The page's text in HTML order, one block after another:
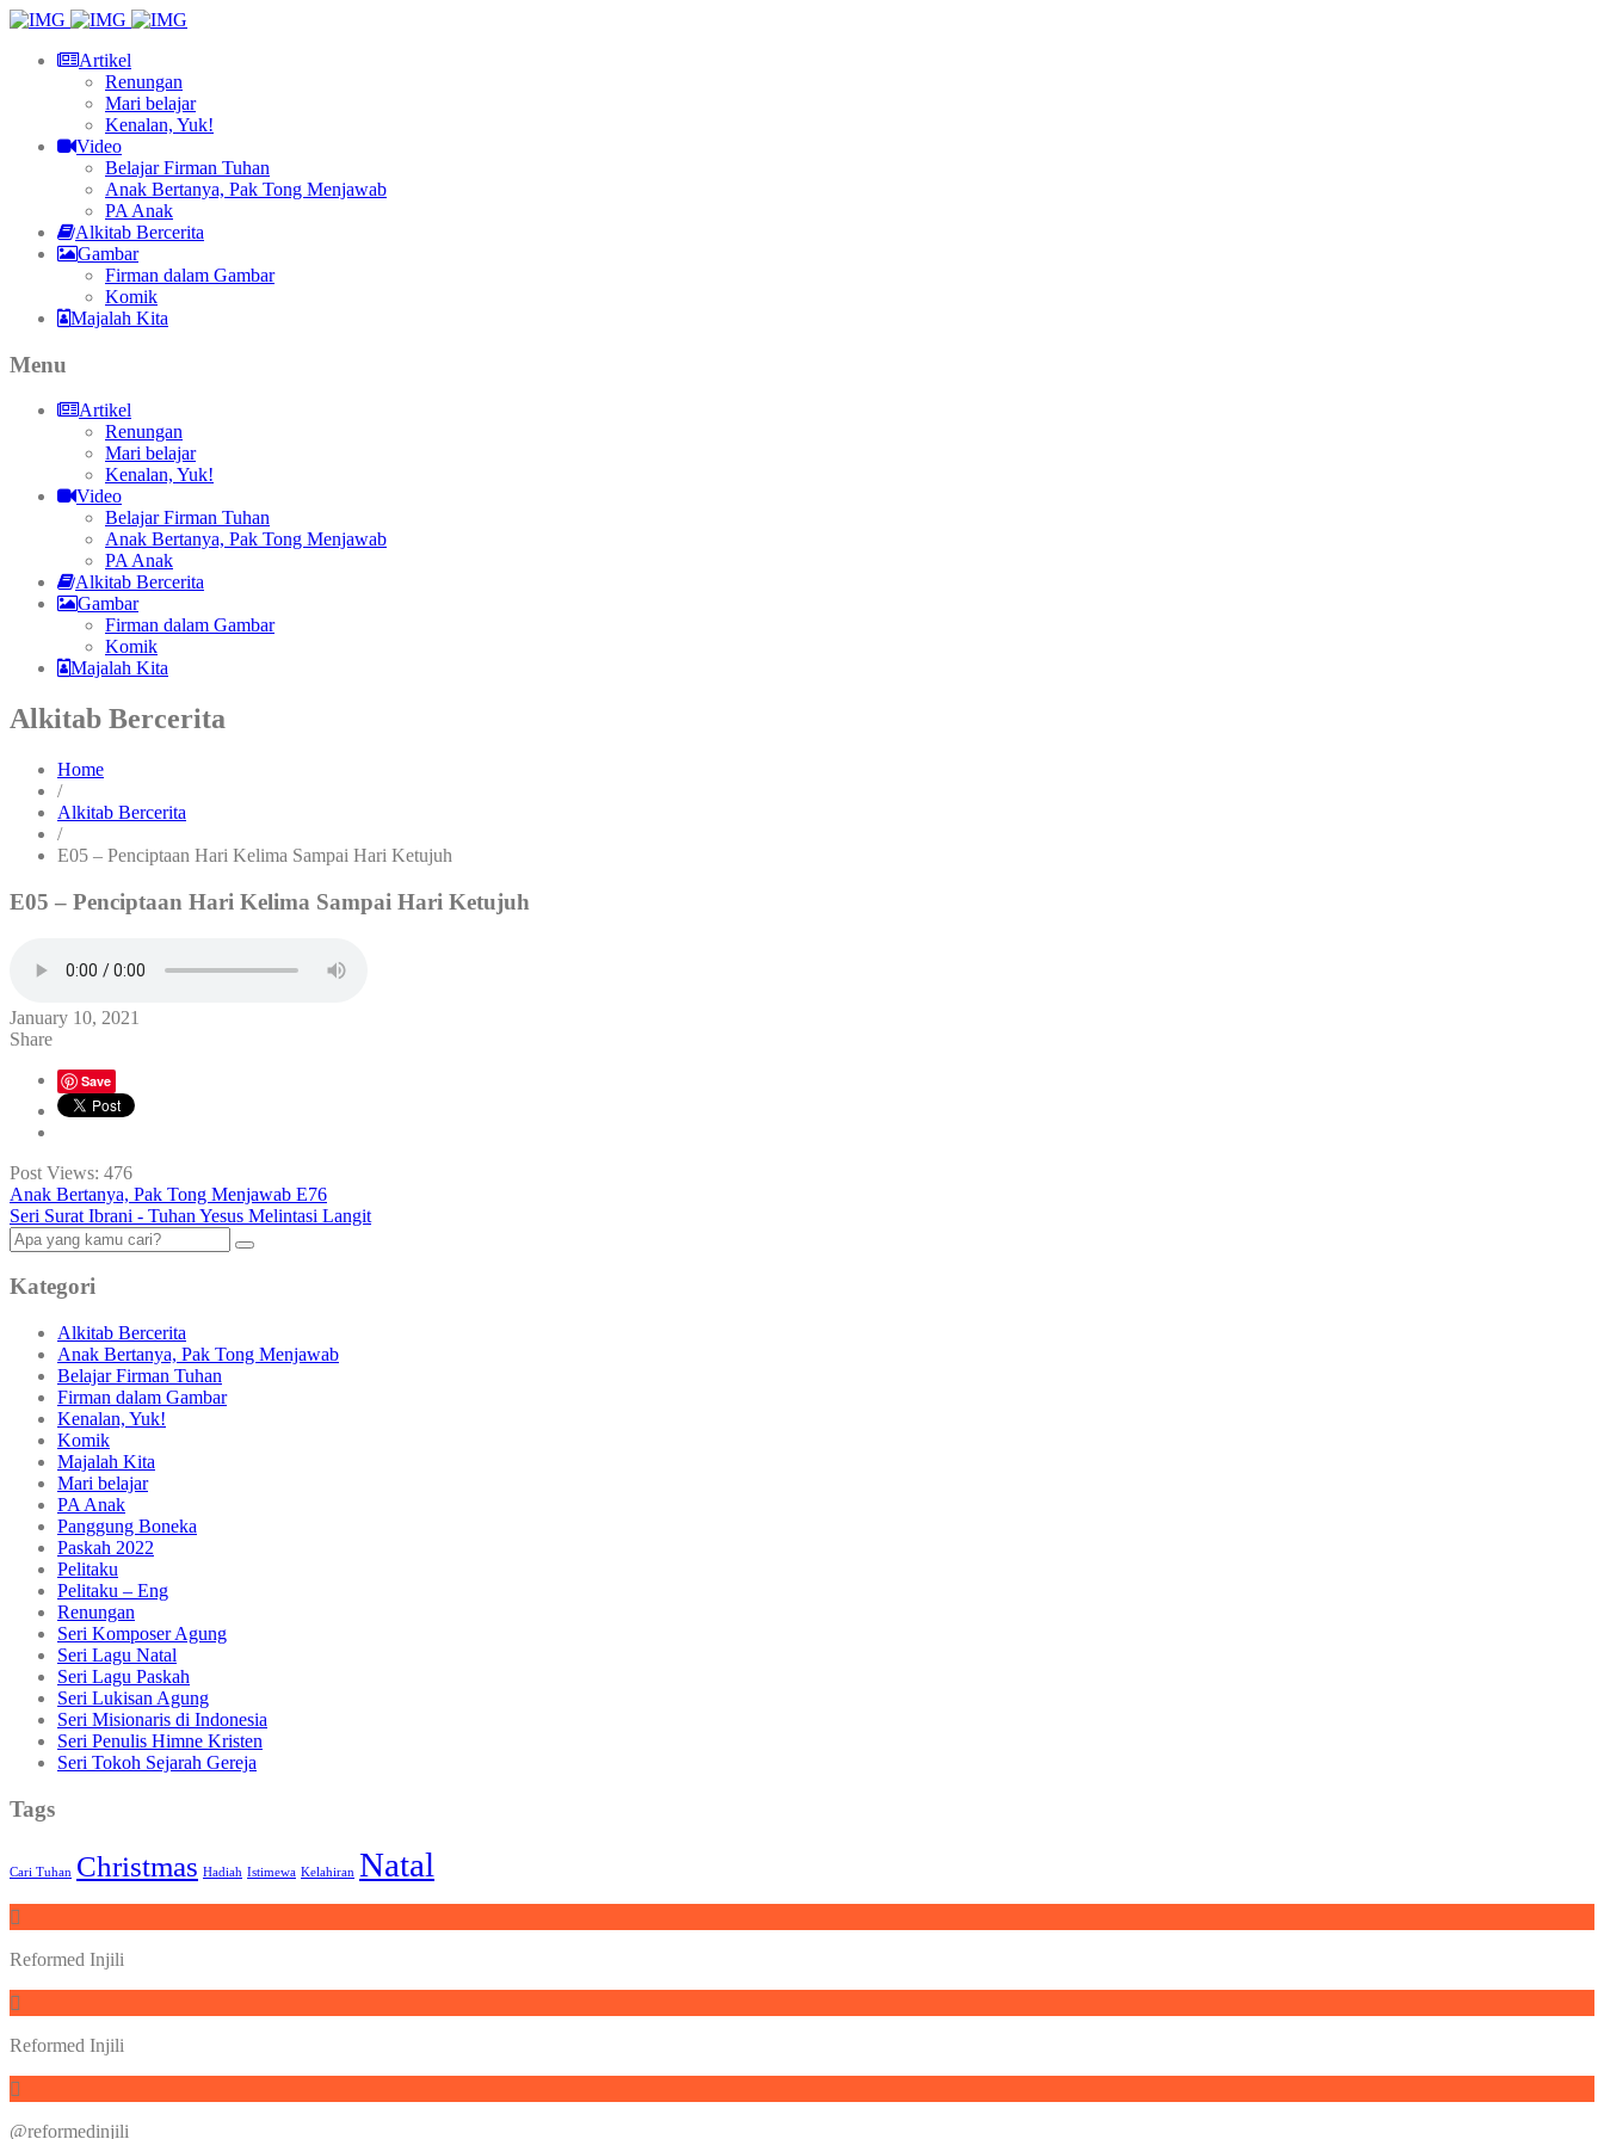
Artikel
Renungan
Mari belajar
Kenalan, Yuk!
Video
Belajar Firman Tuhan
Anak Bertanya, Pak Tong Menjawab
PA Anak
Alkitab Bercerita
Gambar
Firman dalam Gambar
Komik
Majalah Kita
Menu
Artikel
Renungan
Mari belajar
Kenalan, Yuk!
Video
Belajar Firman Tuhan
Anak Bertanya, Pak Tong Menjawab
PA Anak
Alkitab Bercerita
Gambar
Firman dalam Gambar
Komik
Majalah Kita
Alkitab Bercerita
Home
/
Alkitab Bercerita
/
E05 – Penciptaan Hari Kelima Sampai Hari Ketujuh
E05 – Penciptaan Hari Kelima Sampai Hari Ketujuh
January 10, 2021
Share
Save
Post Views: 476
Anak Bertanya, Pak Tong Menjawab E76
Seri Surat Ibrani - Tuhan Yesus Melintasi Langit
Kategori
Alkitab Bercerita
Anak Bertanya, Pak Tong Menjawab
Belajar Firman Tuhan
Firman dalam Gambar
Kenalan, Yuk!
Komik
Majalah Kita
Mari belajar
PA Anak
Panggung Boneka
Paskah 2022
Pelitaku
Pelitaku – Eng
Renungan
Seri Komposer Agung
Seri Lagu Natal
Seri Lagu Paskah
Seri Lukisan Agung
Seri Misionaris di Indonesia
Seri Penulis Himne Kristen
Seri Tokoh Sejarah Gereja
Tags
Cari Tuhan Christmas Hadiah Istimewa Kelahiran Natal
Reformed Injili
Reformed Injili
@reformedinjili